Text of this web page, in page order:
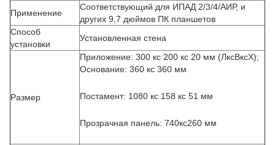
Применение
Соответствующий для ИПАД 2/3/4/АИР, и
других 9,7 дюймов ПК планшетов
Способ
установки
Установленная стена
Размер
Приложение: 300 кс 200 кс 20 мм (ЛксВксХ);
Основание: 360 кс 360 мм
Постамент: 1080 кс 158 кс 51 мм
Прозрачная панель: 740кс260 мм